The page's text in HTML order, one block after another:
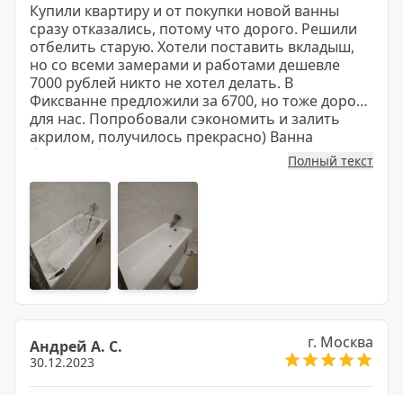
Купили квартиру и от покупки новой ванны
сразу отказались, потому что дорого. Решили
отбелить старую. Хотели поставить вкладыш,
но со всеми замерами и работами дешевле
7000 рублей никто не хотел делать. В
Фиксванне предложили за 6700, но тоже дорого
для нас. Попробовали сэкономить и залить
акрилом, получилось прекрасно) Ванна
блестит, белая, на ощупь приятная, как
глянцевая и всего за 4000. Артур, мастер, сделал
все за 1,5 часа. Советую Фиксванну всем.
Полный текст
Андрей А. С.
30.12.2023
г. Москва